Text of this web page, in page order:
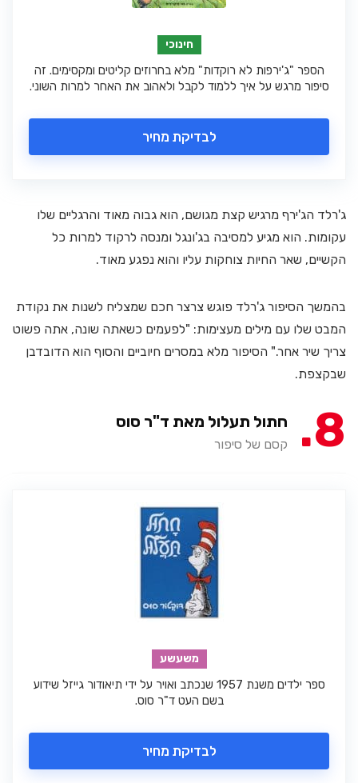
חינוכי
הספר "ג'ירפות לא רוקדות" מלא בחרוזים קליטים ומקסימים. זה
סיפור מרגש על איך ללמוד לקבל ולאהוב את האחר למרות השוני.
לבדיקת מחיר
ג'רלד הג'ירף מרגיש קצת מגושם, הוא גבוה מאוד והרגליים שלו
עקומות. הוא מגיע למסיבה בג'ונגל ומנסה לרקוד למרות כל
הקשיים, שאר החיות צוחקות עליו והוא נפגע מאוד.
בהמשך הסיפור ג'רלד פוגש צרצר חכם שמצליח לשנות את נקודת
המבט שלו עם מילים מעצימות: "לפעמים כשאתה שונה, אתה פשוט
צריך שיר אחר." הסיפור מלא במסרים חיוביים והסוף הוא הדובדבן
שבקצפת.
8 חתול תעלול מאת ד"ר סוס
קסם של סיפור
משעשע
ספר ילדים משנת 1957 שנכתב ואויר על ידי תיאודור גייזל שידוע
בשם העט ד"ר סוס.
לבדיקת מחיר